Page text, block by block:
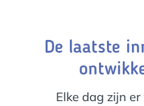
De laatste
Elke dag zijn